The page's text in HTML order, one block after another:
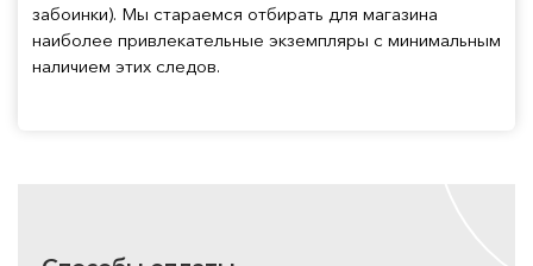
забоинки). Мы стараемся отбирать для магазина
наиболее привлекательные экземпляры с минимальным
наличием этих следов.